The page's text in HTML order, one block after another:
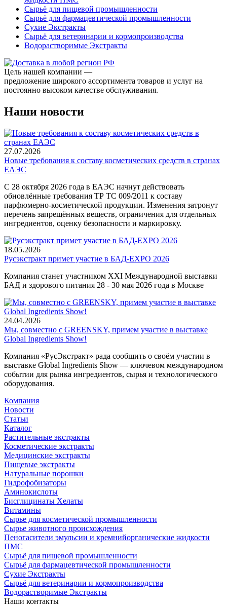
Сырьё для пищевой промышленности
Сырьё для фармацевтической промышленности
Сухие Экстракты
Сырьё для ветеринарии и кормопроизводства
Водорастворимые Экстракты
Цель нашей компании —
предложение широкого ассортимента товаров и услуг на
постоянно высоком качестве обслуживания.
Наши новости
27.07.2026
Новые требования к составу косметических средств в странах
ЕАЭС
С 28 октября 2026 года в ЕАЭС начнут действовать
обновлённые требования ТР ТС 009/2011 к составу
парфюмерно-косметической продукции. Изменения затронут
перечень запрещённых веществ, ограничения для отдельных
ингредиентов, оценку безопасности и маркировку.
18.05.2026
Русэкстракт примет участие в БАД-EXPO 2026
Компания станет участником XXI Международной выставки
БАД и здорового питания 28 - 30 мая 2026 года в Москве
24.04.2026
Мы, совместно с GREENSKY, примем участие в выставке
Global Ingredients Show!
Компания «РусЭкстракт» рада сообщить о своём участии в
выставке Global Ingredients Show — ключевом международном
событии для рынка ингредиентов, сырья и технологического
оборудования.
Компания
Новости
Статьи
Каталог
Растительные экстракты
Косметические экстракты
Медицинские экстракты
Пищевые экстракты
Натуральные порошки
Гидрофобизаторы
Аминокислоты
Бисглицинаты Хелаты
Витамины
Сырье для косметической промышленности
Сырье животного происхождения
Пеногасители эмульсии и кремнийорганические жидкости
ПМС
Сырьё для пищевой промышленности
Сырьё для фармацевтической промышленности
Сухие Экстракты
Сырьё для ветеринарии и кормопроизводства
Водорастворимые Экстракты
Наши контакты